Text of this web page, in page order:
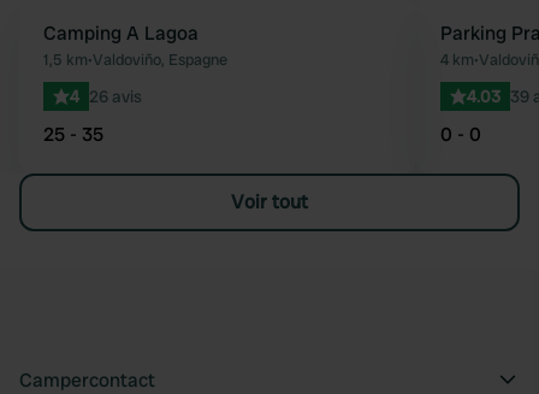
Préféré
Camping A Lagoa
1,5 km•Valdoviño, Espagne
4 26 avis
25 - 35
Parking
4 km•
4.03 39
0 - 0
Voir tout
Campercontact